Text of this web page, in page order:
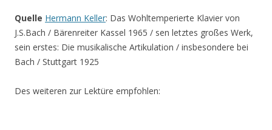
Quelle Hermann Keller: Das Wohltemperierte Klavier von
J.S.Bach / Bärenreiter Kassel 1965 / sen letztes großes Werk,
sein erstes: Die musikalische Artikulation / insbesondere bei
Bach / Stuttgart 1925
Des weiteren zur Lektüre empfohlen: